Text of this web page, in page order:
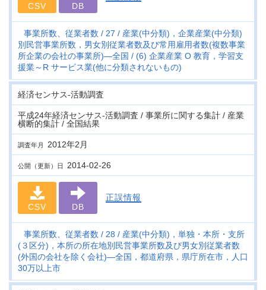
CSV DB
事業所数、従業者数 27
産業(中分類)，企業産業(中分類)
別民営事業所数，男女別従業者数及び常用雇用者数(複数事業
所企業の会社の事業所)―全国
(6) 企業産業 O 教育，学習支
援業～R サービス業(他に分類されないもの)
経済センサス‐活動調査
平成24年経済センサス‐活動調査 / 事業所に関する集計 / 産業
横断的集計 / 全国結果
調査年月 2012年2月
公開（更新）日 2014-02-26
CSV DB
正誤情報
事業所数、従業者数 28
産業(中分類)，単独・本所・支所
(３区分)，本所の所在地別民営事業所数及び男女別従業者数
(外国の会社を除く会社)―全国，都道府県，県庁所在市，人口
30万以上市